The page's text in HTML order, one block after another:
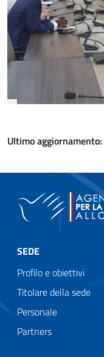
Ultimo aggiornamento:
SEDE
Profilo e obiettivi
Titolare della sede
Personale
Partners